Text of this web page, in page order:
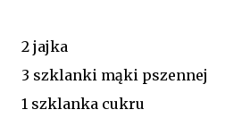
2 jajka
3 szklanki mąki pszennej
1 szklanka cukru